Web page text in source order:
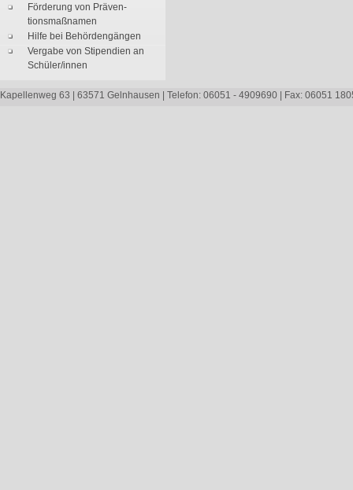
Förderung von Präven-
tionsmaßnamen
Hilfe bei Behördengängen
Vergabe von Stipendien an
Schüler/innen
Kapellenweg 63 | 63571 Gelnhausen | Telefon: 06051 - 4909690 | Fax: 06051